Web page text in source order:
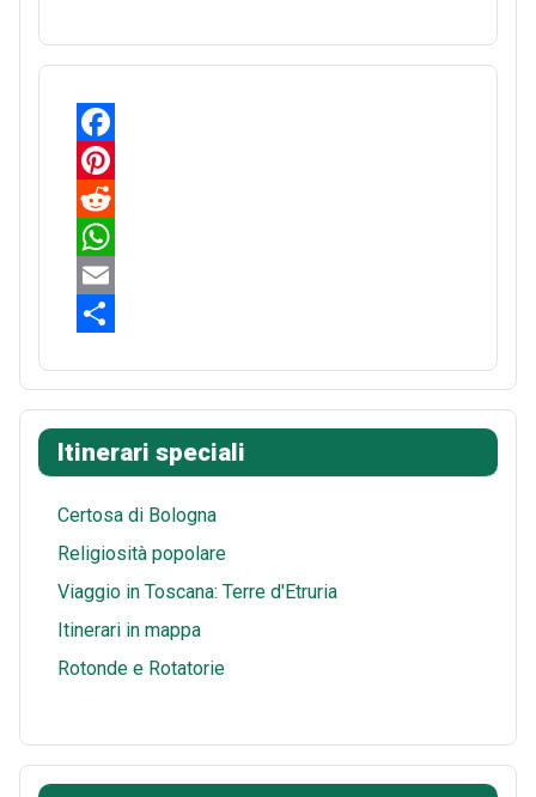
F
a
c
e
b
o
k
P
n
r
e
s
R
e
d
i
t
W
h
t
s
A
p
E
a
i
l
h
a
r
Itinerari speciali
Certosa di Bologna
Religiosità popolare
Viaggio in Toscana: Terre d'Etruria
Itinerari in mappa
Rotonde e Rotatorie